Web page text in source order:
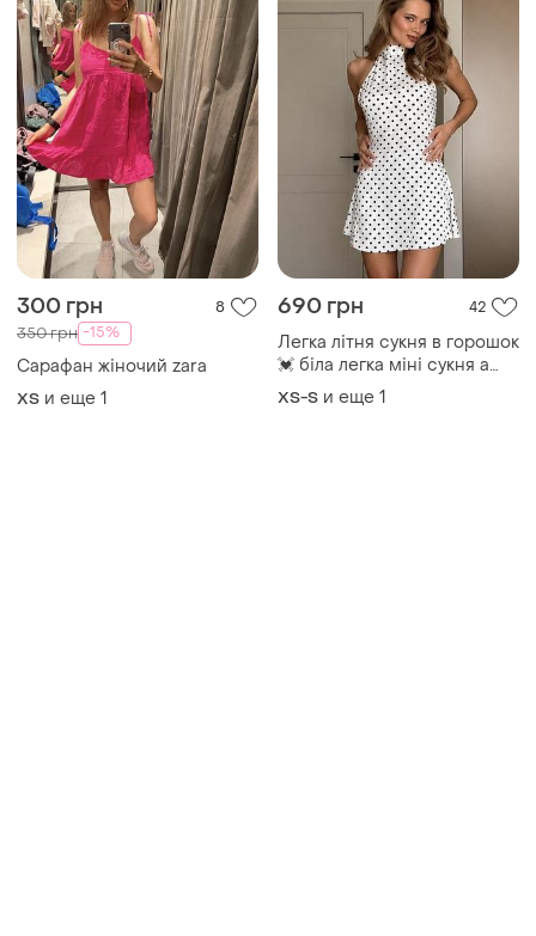
300 грн 8
350 грн -15%
Сарафан жіночий zara
ХS и еще 1
690 грн 42
Легка літня сукня в горошок
💓 біла легка міні сукня а
горох ✨
XS-S и еще 1